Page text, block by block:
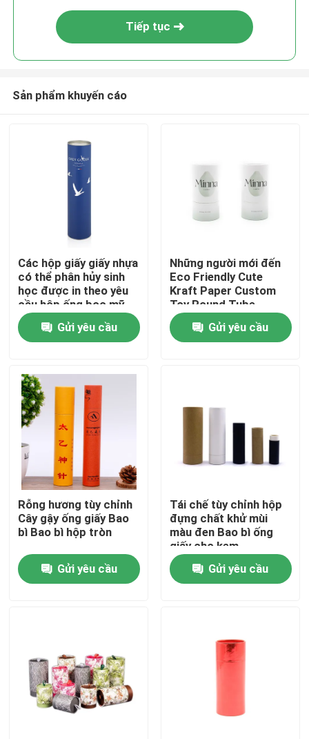
Trang chủ
Các sản phẩm
video
Về chúng tôi
Tham quan nhà máy
Kiểm soát chất lượng
Hộp quà giấy bìa cứng
Tiếp tục
Sản phẩm khuyến cáo
Các hộp giấy giấy nhựa
có thể phân hủy sinh
học được in theo yêu
cầu hộp ống bọc mỹ
phẩm hộp ống với nắp
trí tuệ Gửi yêu cầu
Những người mới đến
Eco Friendly Cute
Kraft Paper Custom
Toy Round Tube
Storage Gift Box
Gửi yêu cầu
Rỗng hương tùy chỉnh
Cây gậy ống giấy Bao
bì Bao bì hộp tròn
Gửi yêu cầu
Tái chế tùy chỉnh hộp
đựng chất khử mùi
màu đen Bao bì ống
giấy cho kem
Gửi yêu cầu